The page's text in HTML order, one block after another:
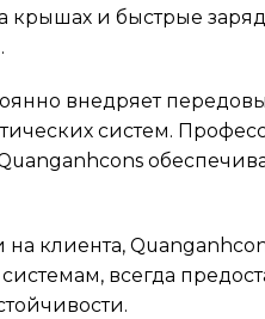
крышах и быстрые
внедряет
систем.
клиента,
всегда